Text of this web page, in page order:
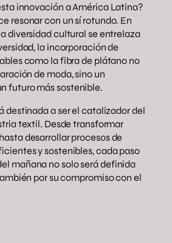
innovación a América Latina?
resonar con un sí rotundo. En
diversidad cultural se entrelaza
la incorporación de
como la fibra de plátano no
de moda, sino un
futuro más sostenible.
destinada a ser el catalizador del
textil. Desde transformar
desarrollar procesos de
y sostenibles, cada paso
mañana no solo será definida
por su compromiso con el